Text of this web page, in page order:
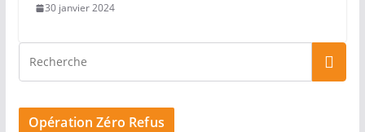
30 janvier 2024
Opération Zéro Refus